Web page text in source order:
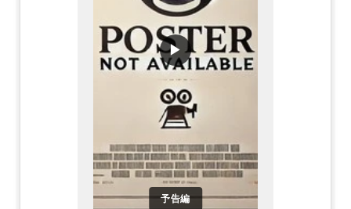
予告編
▶